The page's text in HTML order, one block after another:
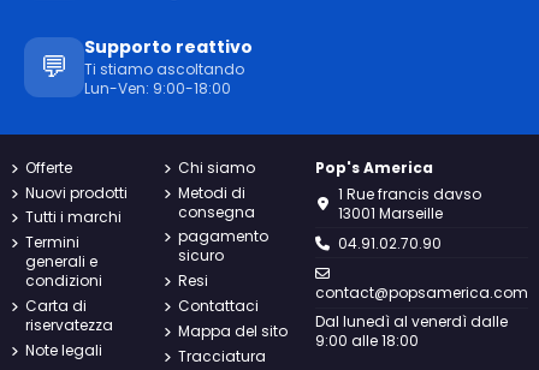
💬
Supporto reattivo
Ti stiamo ascoltando
Lun-Ven: 9:00-18:00
Offerte
Nuovi prodotti
Tutti i marchi
Termini
generali e
condizioni
Carta di
riservatezza
Note legali
Chi siamo
Metodi di
consegna
pagamento
sicuro
Resi
Contattaci
Mappa del sito
Tracciatura
Pop's America
1 Rue francis davso
13001 Marseille
04.91.02.70.90
contact@popsamerica.com
Dal lunedì al venerdì dalle
9:00 alle 18:00